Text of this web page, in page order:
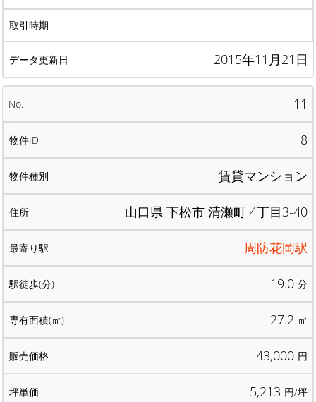
2015年11月21日
11
8
賃貸マンション
山口県 下松市 清瀬町 4丁目3-40
周防花岡駅
19.0 分
27.2 ㎡
43,000 円
5,213 円/坪